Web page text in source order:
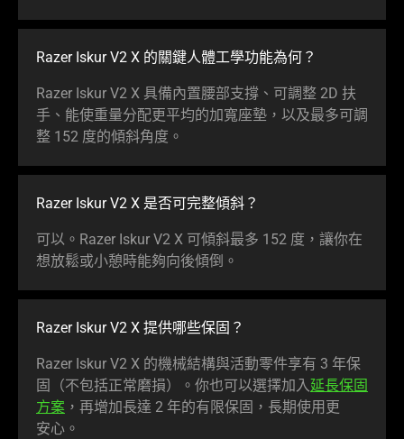
Razer Iskur V2 X 的關鍵人體工學功能為何 ？
Razer Iskur V2 X 具備內置腰部支撐、可調整 2D 扶
手、能使重量分配更平均的加寬座墊，以及最多可調
整 152 度的傾斜角度 。
Razer Iskur V2 X 是否可完整傾斜 ？
可以。Razer Iskur V2 X 可傾斜最多 152 度，讓你在
想放鬆或小憩時能夠向後傾倒 。
Razer Iskur V2 X 提供哪些保固 ？
Razer Iskur V2 X 的機械結構與活動零件享有 3 年保
固（不包括正常磨損）。你也可以選擇加入延長保固
方案 ，再增加長達 2 年的有限保固，長期使用更
安心 。